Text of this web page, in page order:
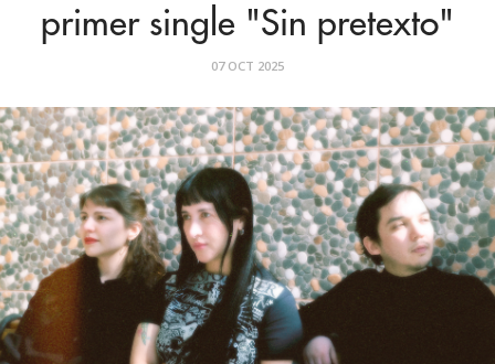
primer single "Sin pretexto"
07 OCT 2025